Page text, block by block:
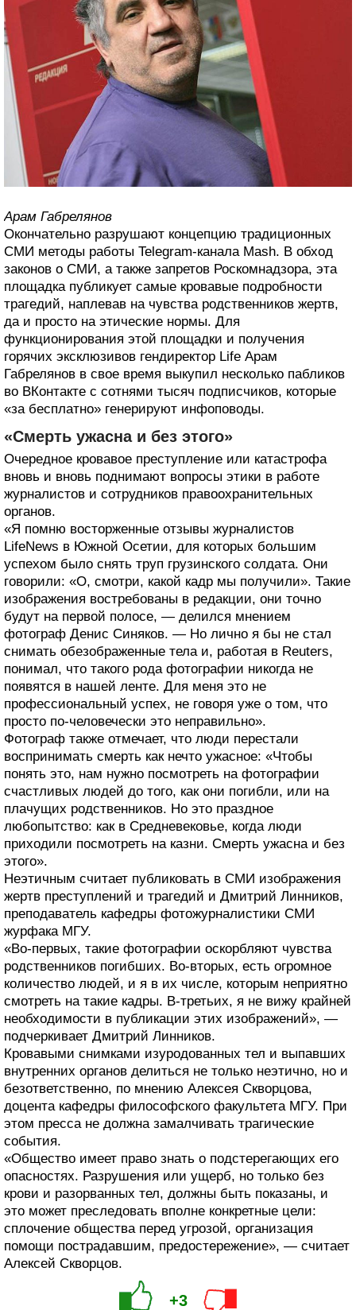
Арам Габрелянов
Окончательно разрушают концепцию традиционных
СМИ методы работы Telegram-канала Mash. В обход
законов о СМИ, а также запретов Роскомнадзора, эта
площадка публикует самые кровавые подробности
трагедий, наплевав на чувства родственников жертв,
да и просто на этические нормы. Для
функционирования этой площадки и получения
горячих эксклюзивов гендиректор Life Арам
Габрелянов в свое время выкупил несколько пабликов
во ВКонтакте с сотнями тысяч подписчиков, которые
«за бесплатно» генерируют инфоповоды.
«Смерть ужасна и без этого»
Очередное кровавое преступление или катастрофа
вновь и вновь поднимают вопросы этики в работе
журналистов и сотрудников правоохранительных
органов.
«Я помню восторженные отзывы журналистов
LifeNews в Южной Осетии, для которых большим
успехом было снять труп грузинского солдата. Они
говорили: «О, смотри, какой кадр мы получили». Такие
изображения востребованы в редакции, они точно
будут на первой полосе, — делился мнением
фотограф Денис Синяков. — Но лично я бы не стал
снимать обезображенные тела и, работая в Reuters,
понимал, что такого рода фотографии никогда не
появятся в нашей ленте. Для меня это не
профессиональный успех, не говоря уже о том, что
просто по-человечески это неправильно».
Фотограф также отмечает, что люди перестали
воспринимать смерть как нечто ужасное: «Чтобы
понять это, нам нужно посмотреть на фотографии
счастливых людей до того, как они погибли, или на
плачущих родственников. Но это праздное
любопытство: как в Средневековье, когда люди
приходили посмотреть на казни. Смерть ужасна и без
этого».
Неэтичным считает публиковать в СМИ изображения
жертв преступлений и трагедий и Дмитрий Линников,
преподаватель кафедры фотожурналистики СМИ
журфака МГУ.
«Во-первых, такие фотографии оскорбляют чувства
родственников погибших. Во-вторых, есть огромное
количество людей, и я в их числе, которым неприятно
смотреть на такие кадры. В-третьих, я не вижу крайней
необходимости в публикации этих изображений», —
подчеркивает Дмитрий Линников.
Кровавыми снимками изуродованных тел и выпавших
внутренних органов делиться не только неэтично, но и
безответственно, по мнению Алексея Скворцова,
доцента кафедры философского факультета МГУ. При
этом пресса не должна замалчивать трагические
события.
«Общество имеет право знать о подстерегающих его
опасностях. Разрушения или ущерб, но только без
крови и разорванных тел, должны быть показаны, и
это может преследовать вполне конкретные цели:
сплочение общества перед угрозой, организация
помощи пострадавшим, предостережение», — считает
Алексей Скворцов.
+3